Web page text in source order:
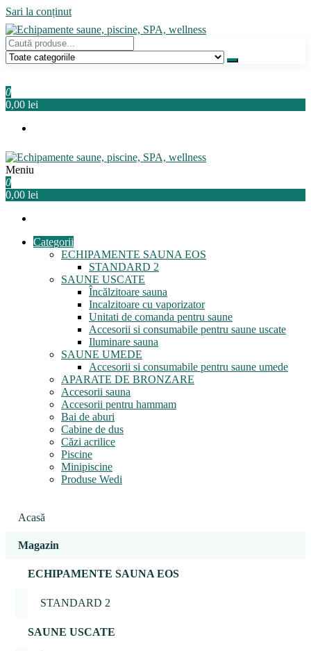
Sari la conținut
Echipamente saune, piscine, SPA, wellness
Relaxeaza-te!
0
0,00 lei
Echipamente saune, piscine, SPA, wellness
Relaxeaza-te!
Meniu
0
0,00 lei
Categorii
ECHIPAMENTE SAUNA EOS
STANDARD 2
SAUNE USCATE
Încălzitoare sauna
Incalzitoare cu vaporizator
Unitati de comanda pentru saune
Accesorii si consumabile pentru saune uscate
Iluminare sauna
SAUNE UMEDE
Accesorii si consumabile pentru saune umede
APARATE DE BRONZARE
Accesorii sauna
Accesorii pentru hammam
Bai de aburi
Cabine de dus
Căzi acrilice
Piscine
Minipiscine
Produse Wedi
Acasă
Magazin
ECHIPAMENTE SAUNA EOS
STANDARD 2
SAUNE USCATE